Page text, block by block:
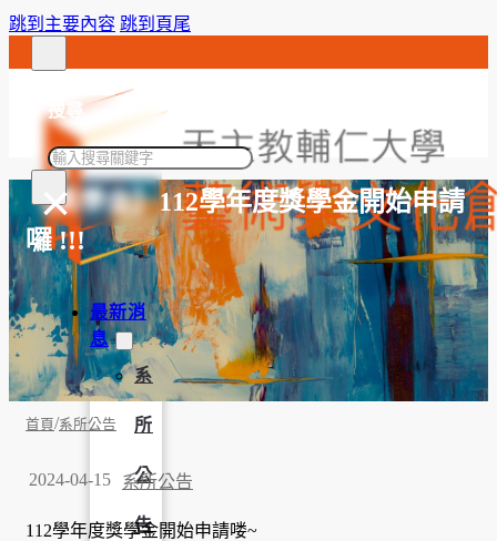
跳到主要內容 跳到頁尾
搜尋
搜
×
最新消
息
系
所
公
告
【獎學金】112學年度獎學金開始申請
囉 !!!
首頁/系所公告
2024-04-15 系所公告
112學年度獎學金開始申請喽~